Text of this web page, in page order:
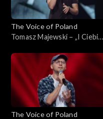
The Voice of Poland
Tomasz Majewski – „I Ciebie
Poland”, Przesłuchania w
ciemno, 4 października 2025
The Voice of Poland